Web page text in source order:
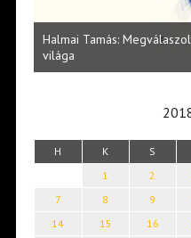
Halmai Tamás:
világa
H K S
1 2
7
8 9
14
15 16